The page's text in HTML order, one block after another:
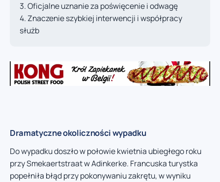
Oficjalne uznanie za poświęcenie i odwagę
Znaczenie szybkiej interwencji i współpracy
służb
Dramatyczne okoliczności wypadku
Do wypadku doszło w połowie kwietnia ubiegłego roku
przy Smekaertstraat w Adinkerke. Francuska turystka
popełniła błąd przy pokonywaniu zakrętu, w wyniku